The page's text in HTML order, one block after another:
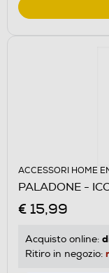
ACCESSORI HOME
PALADONE -
€ 15,99
Acquisto online:
Ritiro in negozio: